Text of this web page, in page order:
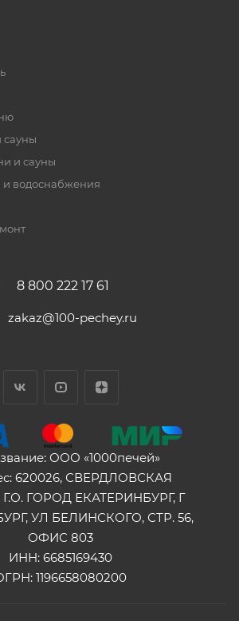
сауны
и сауны
и водоснабжения
8 800 222 17 61
zakaz@100-pechey.ru
ООО «1000печей»
620026, СВЕРДЛОВСКАЯ
ГОРОД ЕКАТЕРИНБУРГ, Г
УЛ БЕЛИНСКОГО, СТР. 56,
ОФИС 803
ИНН: 6685169430
1196658080200